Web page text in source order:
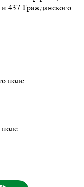
437 Гражданского
поле